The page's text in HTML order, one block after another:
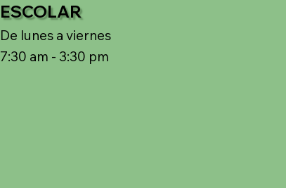
ESCOLAR
De lunes a viernes
7:30 am - 3:30 pm